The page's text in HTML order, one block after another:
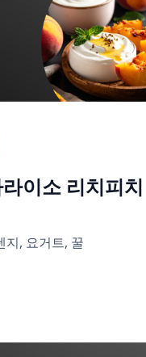
이소 리치피
지, 요거트, 꿀